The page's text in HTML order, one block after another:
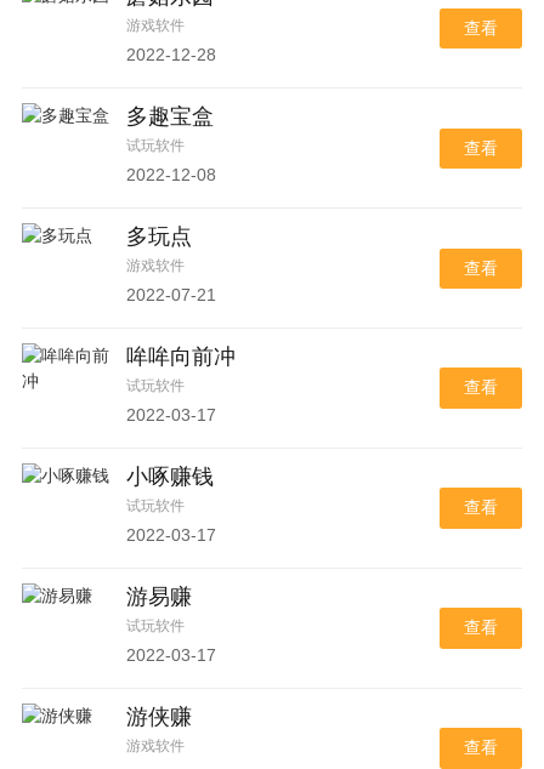
游戏软件
2022-12-28
查看
多趣宝盒
试玩软件
2022-12-08
查看
多玩点
游戏软件
2022-07-21
查看
哞哞向前冲
试玩软件
2022-03-17
查看
小啄赚钱
试玩软件
2022-03-17
查看
游易赚
试玩软件
2022-03-17
查看
游侠赚
游戏软件 查看